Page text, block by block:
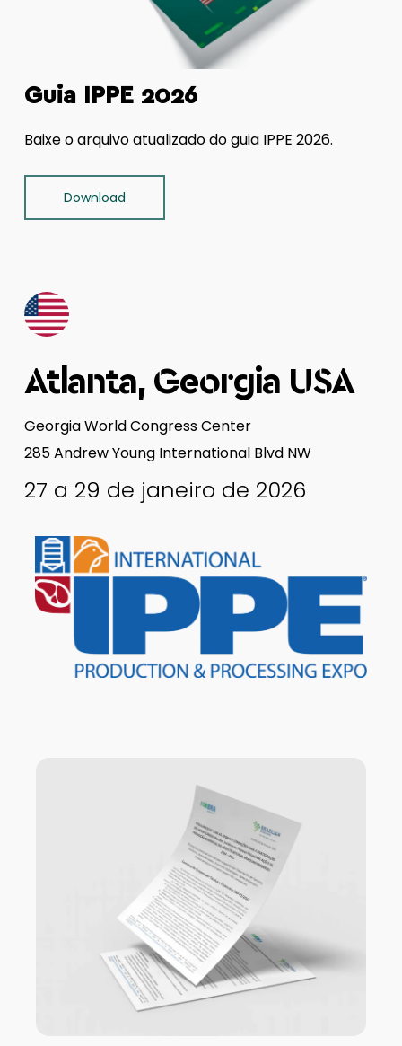
Guia IPPE 2026
Baixe o arquivo atualizado do guia IPPE 2026.
Download
Atlanta, Georgia USA
Georgia World Congress Center
285 Andrew Young International Blvd NW
27 a 29 de janeiro de 2026